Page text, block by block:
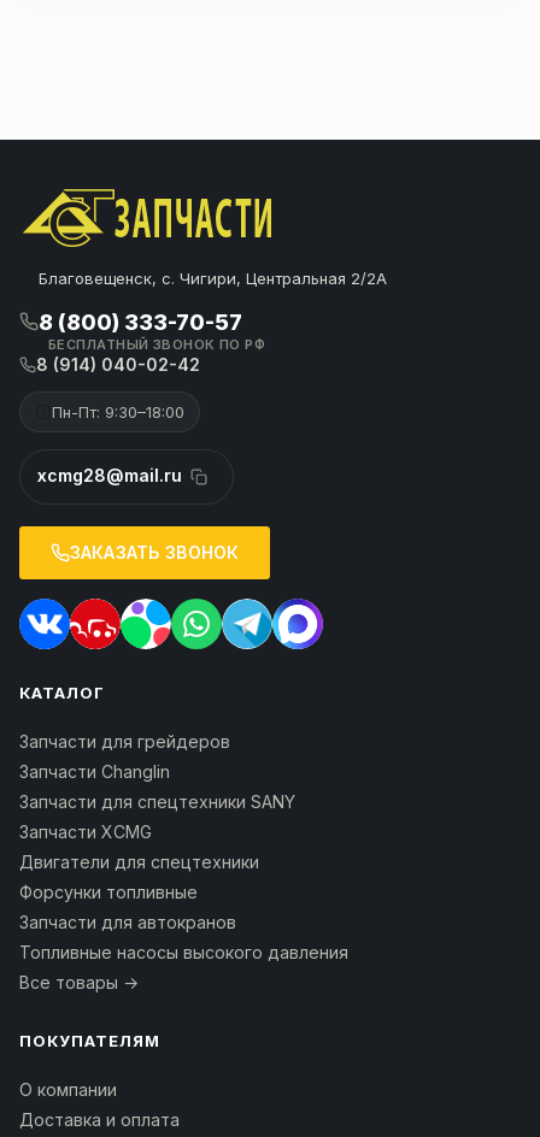
Благовещенск, с. Чигири, Центральная 2/2А
8 (800) 333-70-57
БЕСПЛАТНЫЙ ЗВОНОК ПО РФ
8 (914) 040-02-42
Пн-Пт: 9:30–18:00
xcmg28@mail.ru
ЗАКАЗАТЬ ЗВОНОК
КАТАЛОГ
Запчасти для грейдеров
Запчасти Changlin
Запчасти для спецтехники SANY
Запчасти XCMG
Двигатели для спецтехники
Форсунки топливные
Запчасти для автокранов
Топливные насосы высокого давления
Все товары →
ПОКУПАТЕЛЯМ
О компании
Доставка и оплата